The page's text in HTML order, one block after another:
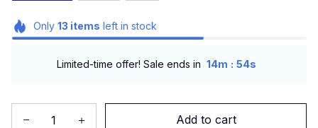
Only 13 items left in stock
Limited-time offer! Sale ends in 14m : 53s
Add to cart